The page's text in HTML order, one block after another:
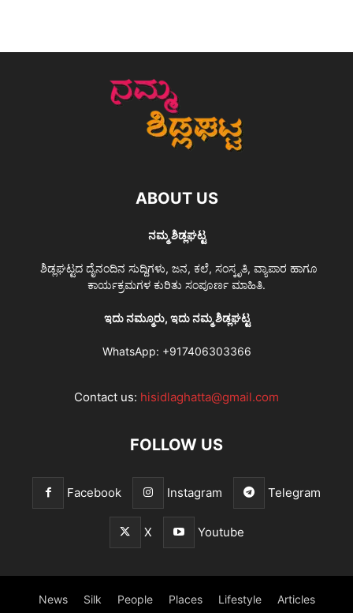
ABOUT US
ನಮ್ಮ ಶಿಡ್ಲಘಟ್ಟ
ಶಿಡ್ಲಘಟ್ಟದ ದೈನಂದಿನ ಸುದ್ದಿಗಳು, ಜನ, ಕಲೆ, ಸಂಸ್ಕೃತಿ, ವ್ಯಾಪಾರ ಹಾಗೂ
ಕಾರ್ಯಕ್ರಮಗಳ ಕುರಿತು ಸಂಪೂರ್ಣ ಮಾಹಿತಿ.
ಇದು ನಮ್ಮೂರು, ಇದು ನಮ್ಮ ಶಿಡ್ಲಘಟ್ಟ
WhatsApp: +917406303366
Contact us: hisidlaghatta@gmail.com
FOLLOW US
Facebook Instagram Telegram
X Youtube
News Silk People Places Lifestyle Articles